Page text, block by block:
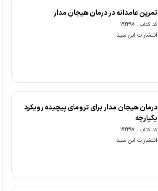
تمرین عامدانه در درمان هیجان مدار
کد کتاب : 192298
انتشارات ابن سینا
درمان هیجان مدار برای ترومای پیچیده رویکرد
یکپارچه
کد کتاب : 192297
انتشارات ابن سینا